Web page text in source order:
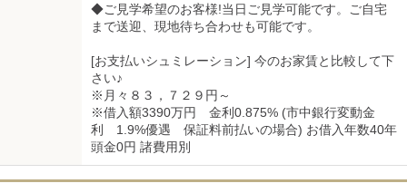
◆ご見学希望のお客様!当日ご見学可能です。ご自宅
まで送迎、現地待ち合わせも可能です。
[お支払いシュミレーション] 今のお家賃と比較して下
さい♪
※月々８３，７２９円～
※借入額3390万円 金利0.875% (市中銀行変動金
利 1.9%優遇 保証料前払いの場合) お借入年数40年
頭金0円 諸費用別